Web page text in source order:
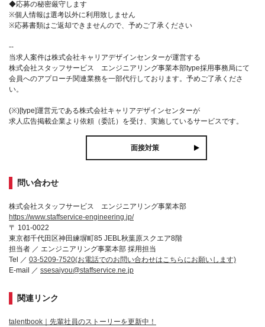
◆応募の秘密厳守します
※個人情報は選考以外に利用致しません
※応募書類はご返却できませんので、予めご了承ください
--
当求人案件は株式会社キャリアデザインセンターが運営する
株式会社スタッフサービス エンジニアリング事業本部type採用事務局にて
会員へのアプローチ関連業務を一部代行しております。予めご了承くださ
い。
(※)[type]運営元である株式会社キャリアデザインセンターが
求人広告掲載企業より依頼（委託）を受け、実施しているサービスです。
面接対策
問い合わせ
株式会社スタッフサービス エンジニアリング事業本部
https://www.staffservice-engineering.jp/
〒 101-0022
東京都千代田区神田練塀町85 JEBL秋葉原スクエア8階
担当者 ／ エンジニアリング事業本部 採用担当
Tel ／ 03-5209-7520(お電話でのお問い合わせはこちらにお願いします)
E-mail ／ ssesaiyou@staffservice.ne.jp
関連リンク
talentbook｜先輩社員のストーリーを更新中！